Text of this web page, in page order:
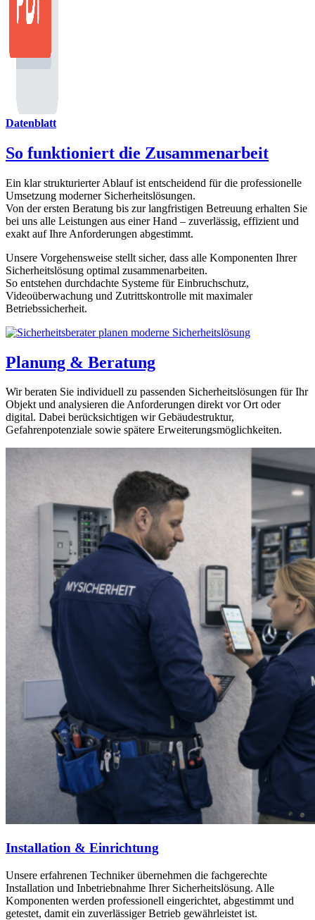
Datenblatt
So funktioniert die Zusammenarbeit
Ein klar strukturierter Ablauf ist entscheidend für die professionelle
Umsetzung moderner Sicherheitslösungen.
Von der ersten Beratung bis zur langfristigen Betreuung erhalten Sie
bei uns alle Leistungen aus einer Hand – zuverlässig, effizient und
exakt auf Ihre Anforderungen abgestimmt.
Unsere Vorgehensweise stellt sicher, dass alle Komponenten Ihrer
Sicherheitslösung optimal zusammenarbeiten.
So entstehen durchdachte Systeme für Einbruchschutz,
Videoüberwachung und Zutrittskontrolle mit maximaler
Betriebssicherheit.
Planung & Beratung
Wir beraten Sie individuell zu passenden Sicherheitslösungen für Ihr
Objekt und analysieren die Anforderungen direkt vor Ort oder
digital. Dabei berücksichtigen wir Gebäudestruktur,
Gefahrenpotenziale sowie spätere Erweiterungsmöglichkeiten.
Installation & Einrichtung
Unsere erfahrenen Techniker übernehmen die fachgerechte
Installation und Inbetriebnahme Ihrer Sicherheitslösung. Alle
Komponenten werden professionell eingerichtet, abgestimmt und
getestet, damit ein zuverlässiger Betrieb gewährleistet ist.